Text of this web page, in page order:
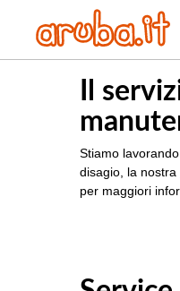
Il
Stiamo
disagio, la nostra
per maggiori